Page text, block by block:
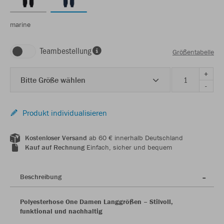
marine
Teambestellung Größentabelle
Bitte Größe wählen
+
-
Produkt individualisieren
Kostenloser Versand ab 60 € innerhalb Deutschland
Kauf auf RechnungEinfach, sicher und bequem
Beschreibung
Polyesterhose One Damen Langgrößen – Stilvoll,
funktional und nachhaltig